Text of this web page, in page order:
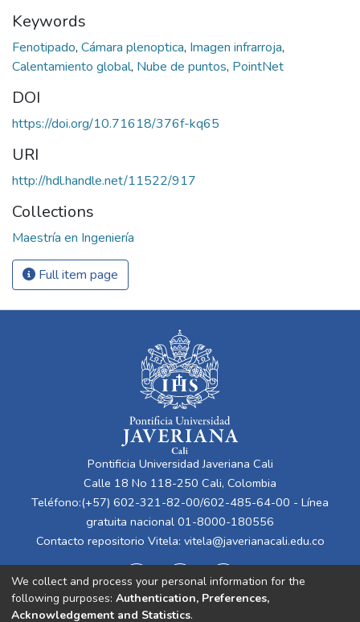
Keywords
Fenotipado, Cámara plenoptica, Imagen infrarroja,
Calentamiento global, Nube de puntos, PointNet
DOI
https://doi.org/10.71618/376f-kq65
URI
http://hdl.handle.net/11522/917
Collections
Maestría en Ingeniería
Full item page
Pontificia Universidad Javeriana Cali
Calle 18 No 118-250 Cali, Colombia
Teléfono:(+57) 602-321-82-00/602-485-64-00 - Línea
gratuita nacional 01-8000-180556
Contacto repositorio Vitela: vitela@javerianacali.edu.co
We collect and process your personal information for the
following purposes: Authentication, Preferences,
Acknowledgement and Statistics.